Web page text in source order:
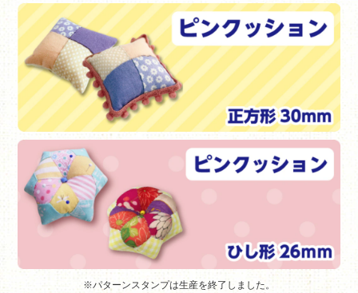
※パターンスタンプは生産を終了しました。